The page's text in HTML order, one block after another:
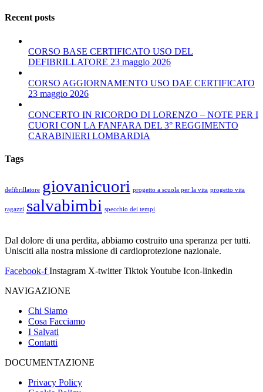
Recent posts
CORSO BASE CERTIFICATO USO DEL
DEFIBRILLATORE 23 maggio 2026
CORSO AGGIORNAMENTO USO DAE CERTIFICATO
23 maggio 2026
CONCERTO IN RICORDO DI LORENZO – NOTE PER I
CUORI CON LA FANFARA DEL 3° REGGIMENTO
CARABINIERI LOMBARDIA
Tags
defibrillatore giovanicuori progetto a scuola per la vita progetto vita
ragazzi salvabimbi specchio dei tempi
Dal dolore di una perdita, abbiamo costruito una speranza per tutti.
Unisciti alla nostra missione di cardioprotezione nazionale.
Facebook-f Instagram X-twitter TiktokYoutube Icon-linkedin
NAVIGAZIONE
Chi Siamo
Cosa Facciamo
I Salvati
Contatti
DOCUMENTAZIONE
Privacy Policy